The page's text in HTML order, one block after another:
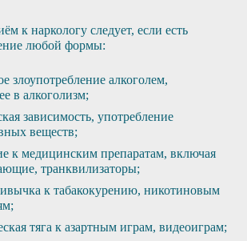
к наркологу следует, если есть
любой формы:
злоупотребление алкоголем,
в алкоголизм;
зависимость, употребление
веществ;
к медицинским препаратам, включая
транквилизаторы;
к табакокурению, никотиновым
тяга к азартным играм, видеоиграм;